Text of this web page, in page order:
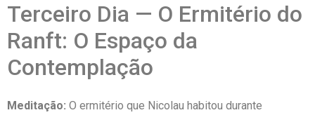
Terceiro Dia — O Ermitério do
Ranft: O Espaço da
Contemplação
Meditação: O ermitério que Nicolau habitou durante